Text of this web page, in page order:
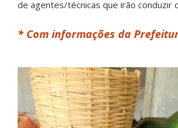
de agentes/técnicas que irão conduzir
* Com informações da